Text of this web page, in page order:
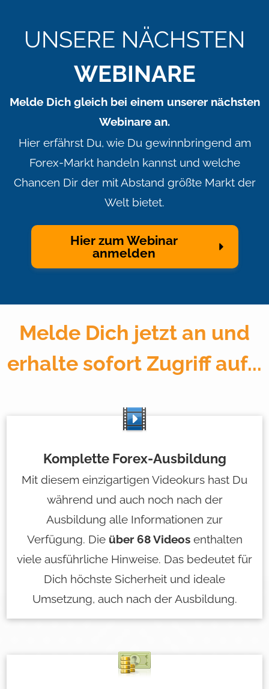
UNSERE NÄCHSTEN
WEBINARE
Melde Dich gleich bei einem unserer nächsten
Webinare an.
Hier erfährst Du, wie Du gewinnbringend am
Forex-Markt handeln kannst und welche
Chancen Dir der mit Abstand größte Markt der
Welt bietet.
Hier zum Webinar
anmelden
Melde Dich jetzt an und
erhalte sofort Zugriff auf...
Komplette Forex-Ausbildung
Mit diesem einzigartigen Videokurs hast Du
während und auch noch nach der
Ausbildung alle Informationen zur
Verfügung. Die über 68 Videos enthalten
viele ausführliche Hinweise. Das bedeutet für
Dich höchste Sicherheit und ideale
Umsetzung, auch nach der Ausbildung.